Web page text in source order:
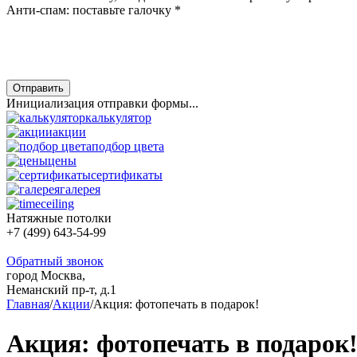
Анти-спам: поставьте галочку *
Отправить
Инициализация отправки формы...
калькулятор
акции
подбор цвета
цены
сертификаты
галерея
Натяжные потолки
+7 (499) 643-54-99
Обратный звонок
город Москва,
Неманский пр-т, д.1
Главная/Акции/Акция: фотопечать в подарок!
Акция: фотопечать в подарок!